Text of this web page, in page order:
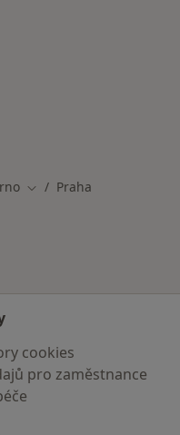
Změna města
Praha
cookies
pro zaměstnance